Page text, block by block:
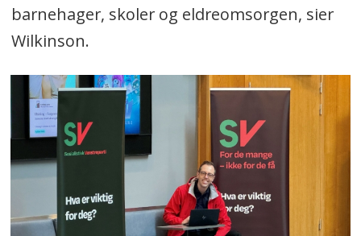
barnehager, skoler og eldreomsorgen, sier
Wilkinson.